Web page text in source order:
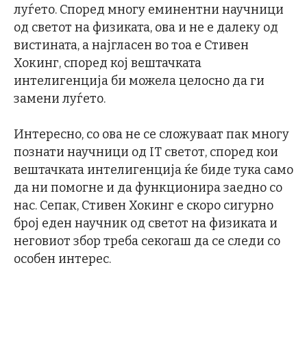
луѓето. Според многу еминентни научници
од светот на физиката, ова и не е далеку од
вистината, а најгласен во тоа е Стивен
Хокинг, според кој вештачката
интелигенција би можела целосно да ги
замени луѓето.
Интересно, со ова не се сложуваат пак многу
познати научници од IT светот, според кои
вештачката интелигенција ќе биде тука само
да ни помогне и да функционира заедно со
нас. Сепак, Стивен Хокинг е скоро сигурно
број еден научник од светот на физиката и
неговиот збор треба секогаш да се следи со
особен интерес.